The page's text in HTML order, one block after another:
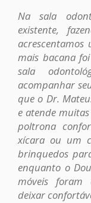
Na sala
existente,
mais bacana
sala
acompanhar
que o Dr.
e atende
poltrona
xícara ou um
brinquedos
enquanto o
móveis foram
deixar